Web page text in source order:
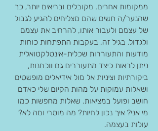
ממקומות אחרים, מקובלים ובריאים יותר, כך
שהנער/ה חשים שהם מצליחים להגיע לגבול
של עצמם ולעבור אותו, להרחיב את עצמם
ולגדול. בגיל זה, בעקבות התפתחות כוחות
מודעות והתעוררות שכלית-אינטלקטואלית
ניתן לראות כיצד מתעוררים גם ווכחנות,
ביקורתיות וציניות אל מול אידיאלים מופשטים
ושאלות עמוקות על מהות הקיום שלי כאדם
חושב ופועל במציאות. שאלות מחפשות כמו
מי אני? איך נכון לחיות? מה מוסרי ומה לא?
עולות בעצמה.